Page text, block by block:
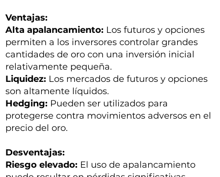
Ventajas:
Alta apalancamiento: Los futuros y opciones
permiten a los inversores controlar grandes
cantidades de oro con una inversión inicial
relativamente pequeña.
Liquidez: Los mercados de futuros y opciones
son altamente líquidos.
Hedging: Pueden ser utilizados para
protegerse contra movimientos adversos en el
precio del oro.
Desventajas:
Riesgo elevado: El uso de apalancamiento